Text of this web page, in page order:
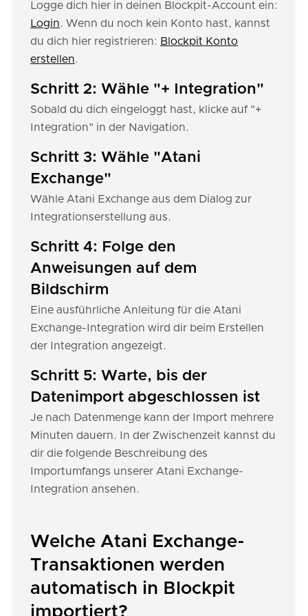
Logge dich hier in deinen Blockpit-Account ein:
Login. Wenn du noch kein Konto hast, kannst
du dich hier registrieren: Blockpit Konto
erstellen.
Schritt 2: Wähle "+ Integration"
Sobald du dich eingeloggt hast, klicke auf "+
Integration" in der Navigation.
Schritt 3: Wähle "Atani
Exchange"
Wähle Atani Exchange aus dem Dialog zur
Integrationserstellung aus.
Schritt 4: Folge den
Anweisungen auf dem
Bildschirm
Eine ausführliche Anleitung für die Atani
Exchange-Integration wird dir beim Erstellen
der Integration angezeigt.
Schritt 5: Warte, bis der
Datenimport abgeschlossen ist
Je nach Datenmenge kann der Import mehrere
Minuten dauern. In der Zwischenzeit kannst du
dir die folgende Beschreibung des
Importumfangs unserer Atani Exchange-
Integration ansehen.
Welche Atani Exchange-
Transaktionen werden
automatisch in Blockpit
importiert?